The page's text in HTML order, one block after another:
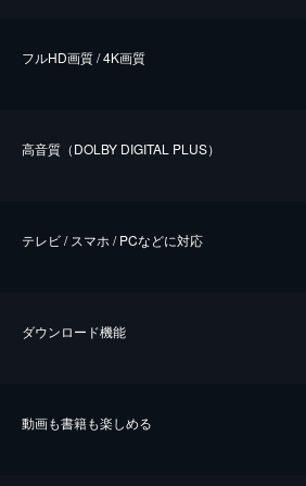
フルHD画質 / 4K画質
⾼⾳質（DOLBY DIGITAL PLUS）
テレビ / スマホ / PCなどに対応
ダウンロード機能
動画も書籍も楽しめる